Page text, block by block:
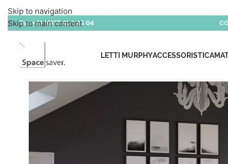
Skip to navigation
Skip to main content
Tel:+41 (0)77 434 45 04
LETTI MURPHYACCESSORISTICA